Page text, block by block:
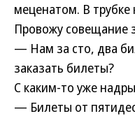
меценатом. В
Провожу совещание
— Нам за сто, два
заказать билеты?
С каким-то уже
— Билеты от